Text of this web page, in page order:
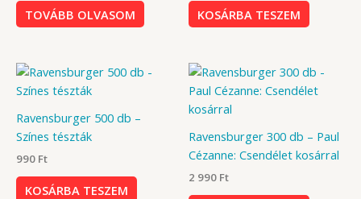
TOVÁBB OLVASOM KOSÁRBA TESZEM
Ravensburger 500 db –
Színes tészták
990 Ft
KOSÁRBA TESZEM
Ravensburger 300 db – Paul
Cézanne: Csendélet kosárral
2 990 Ft